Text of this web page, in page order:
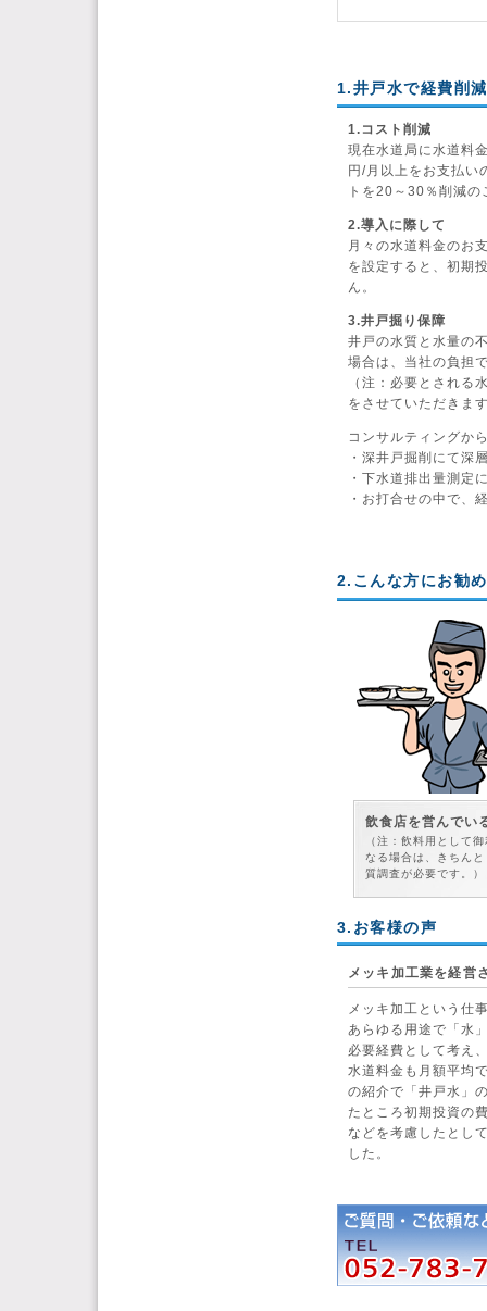
1.井戸水で経費削
1.コスト削減
現在水道局に水道料
円/月以上をお支払い
トを20～30％削減
2.導入に際して
月々の水道料金のお
を設定すると、初期
ん。
3.井戸掘り保障
井戸の水質と水量の
場合は、当社の負担
（注：必要とされる
をさせていただきま
コンサルティングか
・深井戸掘削にて深
・下水道排出量測定
・お打合せの中で、
2.こんな方にお勧
飲食店を営んでい
（注：飲料用として
なる場合は、きちん
質調査が必要です。）
3.お客様の声
メッキ加工業を経営
メッキ加工という仕
あらゆる用途で「水
必要経費として考え
水道料金も月額平均
の紹介で「井戸水」
たところ初期投資の
などを考慮したとし
した。